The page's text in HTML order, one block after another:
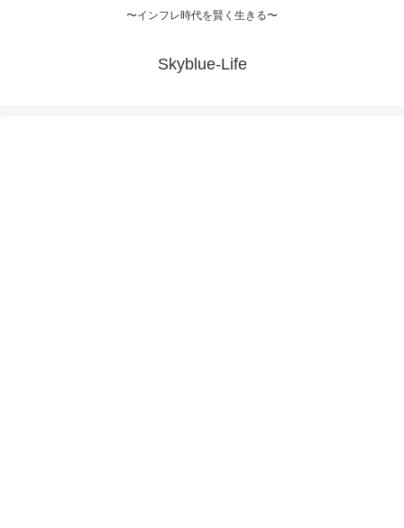
〜インフレ時代を賢く生きる〜
Skyblue-Life